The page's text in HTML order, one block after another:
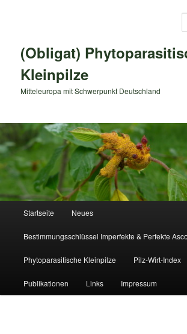
(Obligat)
Kleinpilze
Mitteleuropa mit Schwerpunkt Deutschland
Startseite Neues
Bestimmungsschlüssel Imperfekte & Perfekte
Phytoparasitische Kleinpilze Pilz-Wirt-Index
Publikationen Links Impressum